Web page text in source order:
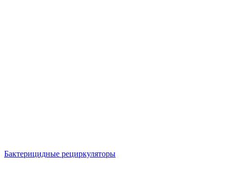
Бактерицидные рециркуляторы